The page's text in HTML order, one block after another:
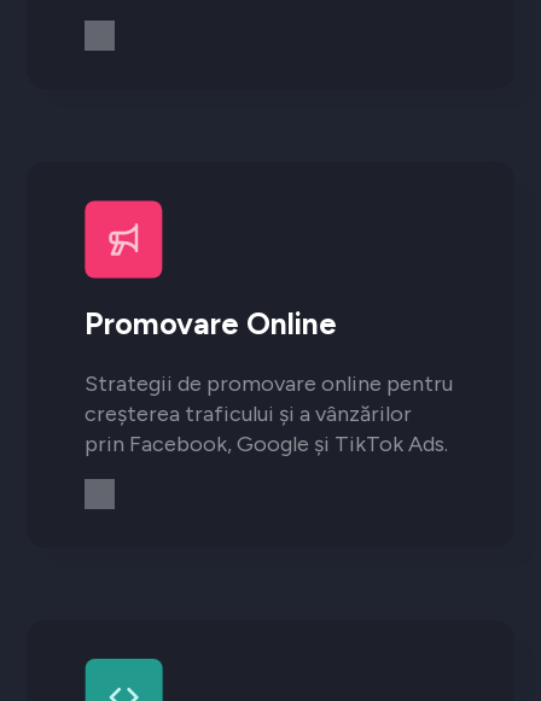
Promovare Online
Strategii de promovare online pentru
creșterea traficului și a vânzărilor
prin Facebook, Google și TikTok Ads.